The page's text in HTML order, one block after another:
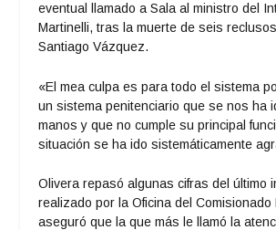
eventual llamado a Sala al ministro del
Martinelli, tras la muerte de seis
Santiago Vázquez.
«El mea culpa es para todo el sistema
un sistema penitenciario que se nos ha
manos y que no cumple su principal
situación se ha ido sistemáticamente
Olivera repasó algunas cifras del último
realizado por la Oficina del Comisionado
aseguró que la que más le llamó la